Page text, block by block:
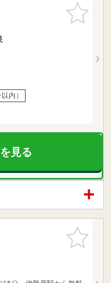
お気に入
りに追加
内）
見る
お気に入
りに追加